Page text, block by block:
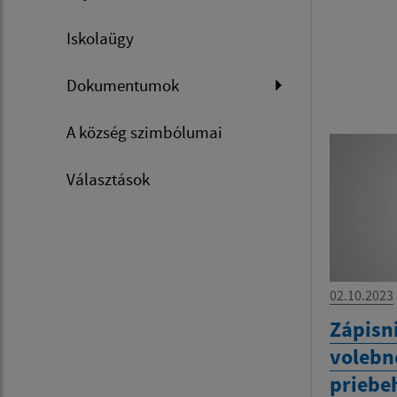
Iskolaügy
Dokumentumok
A község szimbólumai
Választások
02.10.2023